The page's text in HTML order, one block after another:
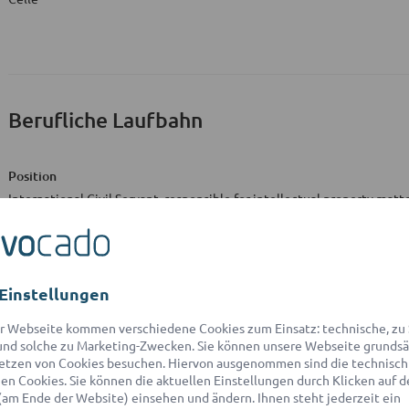
Berufliche Laufbahn
Position
International Civil Servant, responsible for intellectual property
Studium
Ausbildungsstätte
Ludwig-Maximilians-Universität München
Webseite kommen verschiedene Cookies zum Einsatz: technische,
solche zu Marketing-Zwecken. Sie können unsere Webseite
von Cookies besuchen. Hiervon ausgenommen sind die technisch
Cookies. Sie können die aktuellen Einstellungen durch Klicken auf
Ende der Website) einsehen und ändern. Ihnen steht jederzeit ein